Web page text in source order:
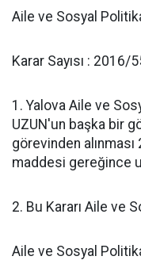
Aile ve Sosyal
Karar Sayısı : 2016/
1. Yalova Aile ve
UZUN'un başka bir
görevinden alınması
maddesi gereğince
2. Bu Kararı Aile ve
Aile ve Sosyal